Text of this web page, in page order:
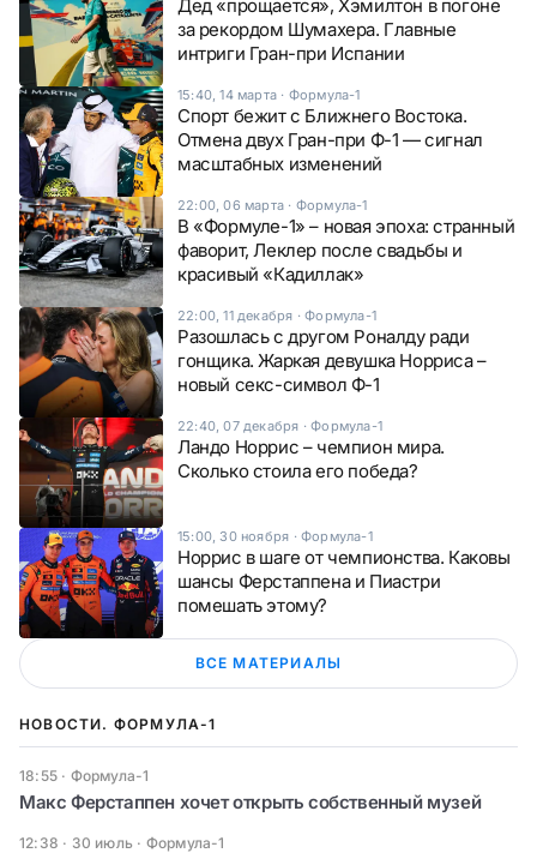
Дед «прощается», Хэмилтон в погоне
за рекордом Шумахера. Главные
интриги Гран-при Испании
15:40, 14 марта · Формула-1
Спорт бежит с Ближнего Востока.
Отмена двух Гран-при Ф-1 — сигнал
масштабных изменений
22:00, 06 марта · Формула-1
В «Формуле-1» – новая эпоха: странный
фаворит, Леклер после свадьбы и
красивый «Кадиллак»
22:00, 11 декабря ·Формула-1
Разошлась с другом Роналду ради
гонщика. Жаркая девушка Норриса –
новый секс-символ Ф-1
22:40, 07 декабря ·Формула-1
Ландо Норрис – чемпион мира.
Сколько стоила его победа?
15:00, 30 ноября · Формула-1
Норрис в шаге от чемпионства. Каковы
шансы Ферстаппена и Пиастри
помешать этому?
ВСЕ МАТЕРИАЛЫ
НОВОСТИ. ФОРМУЛА-1
18:55 · Формула-1
Макс Ферстаппен хочет открыть собственный музей
12:38 · 30 июль · Формула-1